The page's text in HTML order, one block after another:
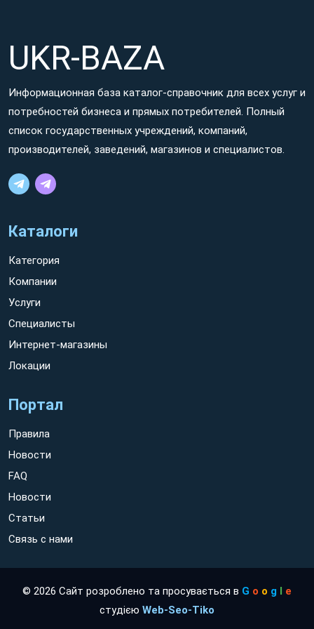
UKR-BAZA
Информационная база каталог-справочник для всех услуг и
потребностей бизнеса и прямых потребителей. Полный
список государственных учреждений, компаний,
производителей, заведений, магазинов и специалистов.
Каталоги
Категория
Компании
Услуги
Специалисты
Интернет-магазины
Локации
Портал
Правила
Новости
FAQ
Новости
Статьи
Связь с нами
© 2026 Сайт розроблено та просувається в G o o g l e
студією Web-Seo-Tiko